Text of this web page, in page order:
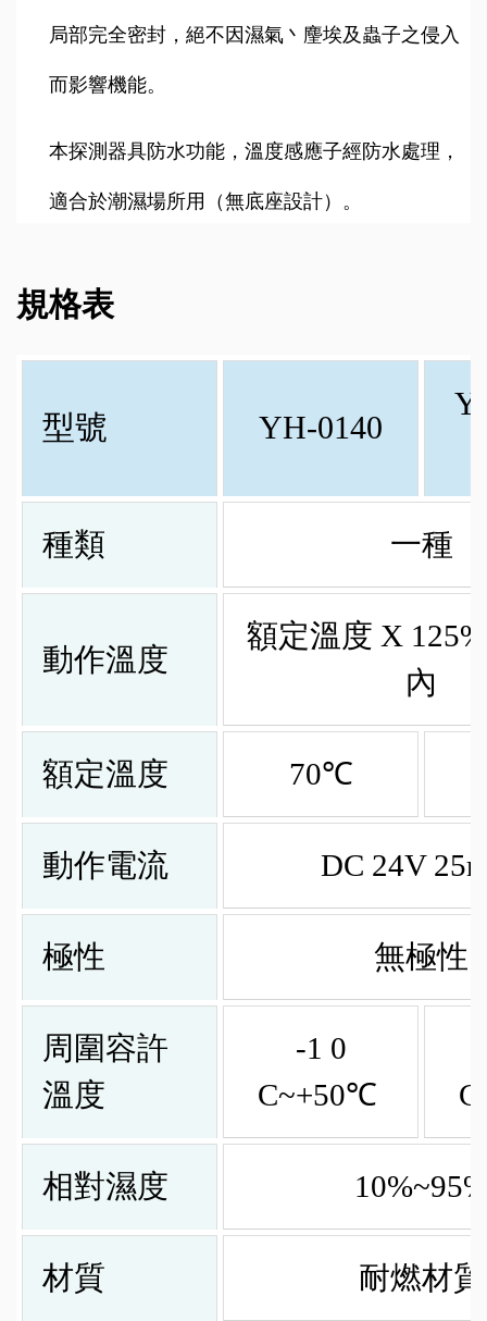
局部完全密封，絕不因濕氣丶麈埃及蟲子之侵入
而影響機能。
本探測器具防水功能，溫度感應子經防水處理，
適合於潮濕場所用（無底座設計）。
規格表
型號 YH-0140
種類 一種
動作溫度
額定溫度 X
內
額定溫度 70℃
動作電流 DC 24V
極性 無極性
周圍容許
溫度
-1 0
C~+50℃
相對濕度
材質 耐燃材質